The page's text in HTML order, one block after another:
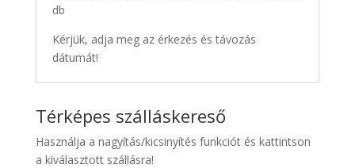
db
Kérjük, adja meg az érkezés és távozás
dátumát!
Térképes szálláskereső
Használja a nagyítás/kicsinyítés funkciót és kattintson
a kiválasztott szállásra!